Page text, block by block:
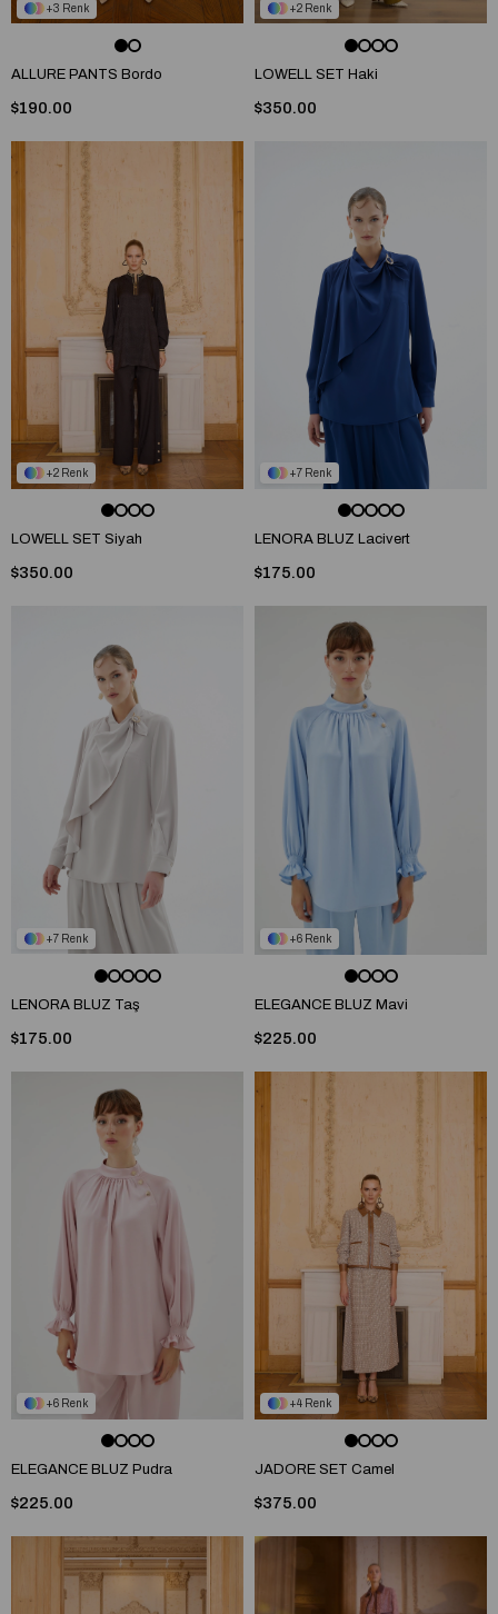
3
ALLURE PANTS Bordo
$190.00
2
LOWELL SET Haki
$350.00
2
LOWELL SET Siyah
$350.00
7
LENORA BLUZ Lacivert
$175.00
7
LENORA BLUZ Taş
$175.00
6
ELEGANCE BLUZ Mavi
$225.00
6
ELEGANCE BLUZ Pudra
$225.00
4
JADORE SET Camel
$375.00